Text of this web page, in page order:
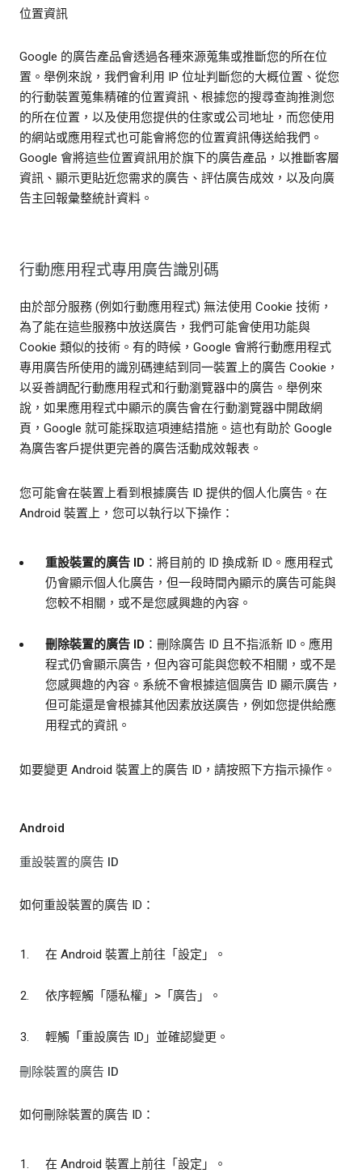
位置資訊
Google 的廣告產品會透過各種來源蒐集或推斷您的所在位
置。舉例來說，我們會利用 IP 位址判斷您的大概位置、從您
的行動裝置蒐集精確的位置資訊、根據您的搜尋查詢推測您
的所在位置，以及使用您提供的住家或公司地址，而您使用
的網站或應用程式也可能會將您的位置資訊傳送給我們。
Google 會將這些位置資訊用於旗下的廣告產品，以推斷客層
資訊、顯示更貼近您需求的廣告、評估廣告成效，以及向廣
告主回報彙整統計資料。
行動應用程式專用廣告識別碼
由於部分服務 (例如行動應用程式) 無法使用 Cookie 技術，
為了能在這些服務中放送廣告，我們可能會使用功能與
Cookie 類似的技術。有的時候，Google 會將行動應用程式
專用廣告所使用的識別碼連結到同一裝置上的廣告 Cookie，
以妥善調配行動應用程式和行動瀏覽器中的廣告。舉例來
說，如果應用程式中顯示的廣告會在行動瀏覽器中開啟網
頁，Google 就可能採取這項連結措施。這也有助於 Google
為廣告客戶提供更完善的廣告活動成效報表。
您可能會在裝置上看到根據廣告 ID 提供的個人化廣告。在
Android 裝置上，您可以執行以下操作：
重設裝置的廣告 ID ：將目前的 ID 換成新 ID。應用程式
仍會顯示個人化廣告，但一段時間內顯示的廣告可能與
您較不相關，或不是您感興趣的內容。
刪除裝置的廣告 ID ：刪除廣告 ID 且不指派新 ID。應用
程式仍會顯示廣告，但內容可能與您較不相關，或不是
您感興趣的內容。系統不會根據這個廣告 ID 顯示廣告，
但可能還是會根據其他因素放送廣告，例如您提供給應
用程式的資訊。
如要變更 Android 裝置上的廣告 ID，請按照下方指示操作。
Android
重設裝置的廣告 ID
如何重設裝置的廣告 ID：
在 Android 裝置上前往「設定」 。
依序輕觸「隱私權」 >「廣告」 。
輕觸「重設廣告 ID」 並確認變更。
刪除裝置的廣告 ID
如何刪除裝置的廣告 ID：
在 Android 裝置上前往「設定」 。